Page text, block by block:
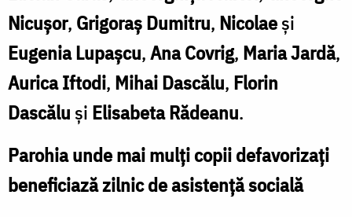
Nicuşor, Grigoraş Dumitru, Nicolaeşi
Eugenia Lupaşcu,Ana Covrig, Maria Jardă,
Aurica Iftodi, Mihai Dascălu, Florin
Dascăluşi Elisabeta Rădeanu.
Parohia unde mai mulţi copii defavorizați
beneficiază zilnic de asistenţă socială